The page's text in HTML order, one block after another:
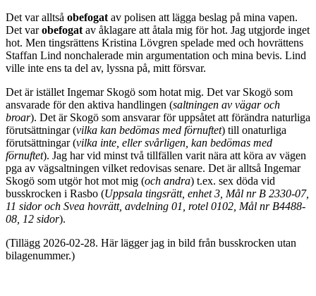
Det var alltså obefogat av polisen att lägga beslag på mina vapen.
Det varobefogat av åklagare att åtala mig för hot. Jag utgjorde inget
hot. Men tingsrättens Kristina Lövgren spelade med och hovrättens
Staffan Lind nonchalerade min argumentation och mina bevis. Lind
ville inte ens ta del av, lyssna på, mitt försvar.
Det är istället Ingemar Skogö som hotat mig. Det var Skogö som
ansvarade för den aktiva handlingen (saltningen av vägar och
broar). Det är Skogö som ansvarar för uppsåtet att förändra naturliga
förutsättningar (vilka kan bedömas med förnuftet) till onaturliga
förutsättningar (vilka inte, eller svårligen, kan bedömas med
förnuftet). Jag har vid minst två tillfällen varit nära att köra av vägen
pga av vägsaltningen vilket redovisas senare. Det är alltså Ingemar
Skogö som utgör hot mot mig (och andra) t.ex. sex döda vid
busskrocken i Rasbo (Uppsala tingsrätt, enhet 3, Mål nr B 2330-07,
11 sidor och Svea hovrätt, avdelning 01, rotel 0102, Mål nr B4488-
08, 12 sidor).
(Tillägg 2026-02-28. Här lägger jag in bild från busskrocken utan
bilagenummer.)